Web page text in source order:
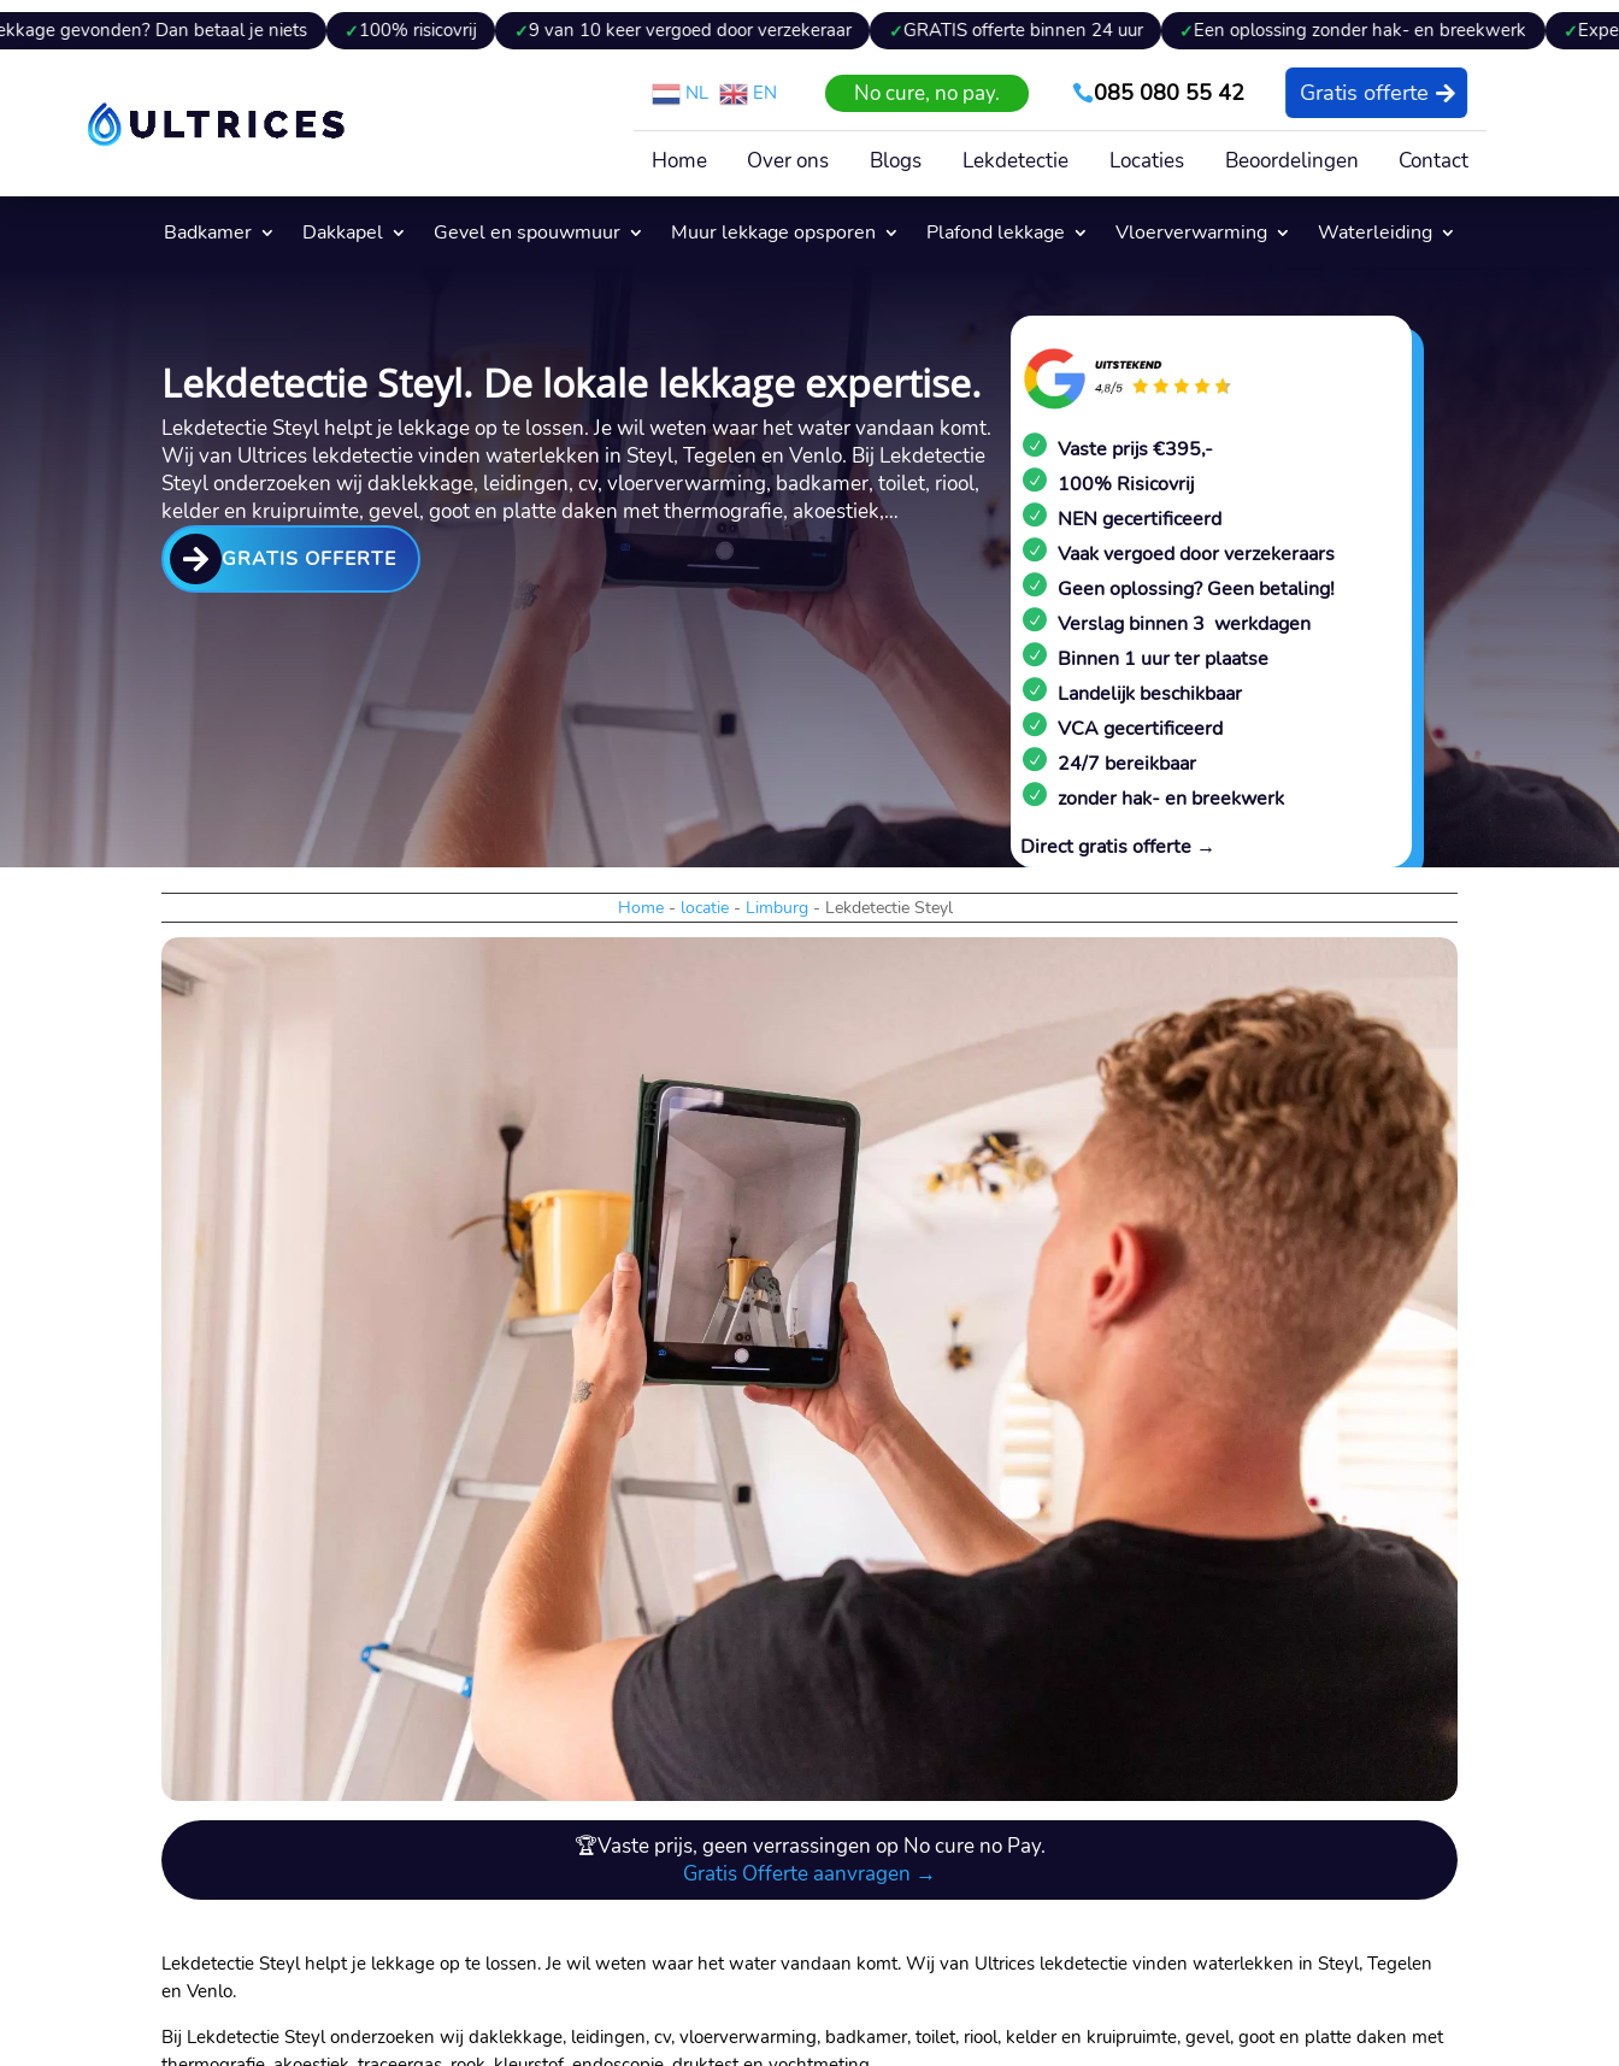
Dan betaal je niets 100% risicovrij 9 van 10 keer vergoed door verzekeraar GRATIS offerte binnen 24 uur Een oplossing zonder hak- en breekwerk
NL EN No cure, no pay. 085 080 55 42 Gratis offerte
Home Over ons Blogs Lekdetectie Locaties Beoordelingen Contact
Badkamer Dakkapel Gevel en spouwmuur Muur lekkage opsporen Plafond lekkage Vloerverwarming Waterleiding
Lekdetectie Steyl. De lokale lekkage expertise.
Lekdetectie Steyl helpt je lekkage op te lossen.​ Je wil weten waar het water vandaan komt.​
Wij van Ultrices lekdetectie vinden waterlekken in Steyl, Tegelen en Venlo.​ Bij Lekdetectie
Steyl onderzoeken wij daklekkage, leidingen, cv, vloerverwarming, badkamer, toilet, riool,
kelder en kruipruimte, gevel, goot en platte daken met thermografie, akoestiek,…
 GRATIS OFFERTE
Vaste prijs €395,-
100% Risicovrij
NEN gecertificeerd
Vaak vergoed door verzekeraars
Geen oplossing? Geen betaling!
Verslag binnen 3 werkdagen
Binnen 1 uur ter plaatse
Landelijk beschikbaar
VCA gecertificeerd
24/7 bereikbaar
zonder hak- en breekwerk
Direct gratis offerte →
Home - locatie - Limburg - Lekdetectie Steyl
🏆Vaste prijs, geen verrassingen op No cure no Pay.
Gratis Offerte aanvragen →
Lekdetectie Steyl helpt je lekkage op te lossen.​ Je wil weten waar het water vandaan komt.​ Wij van Ultrices lekdetectie vinden waterlekken in Steyl, Tegelen
en Venlo.​
Bij Lekdetectie Steyl onderzoeken wij daklekkage, leidingen, cv, vloerverwarming, badkamer, toilet, riool, kelder en kruipruimte, gevel, goot en platte daken met